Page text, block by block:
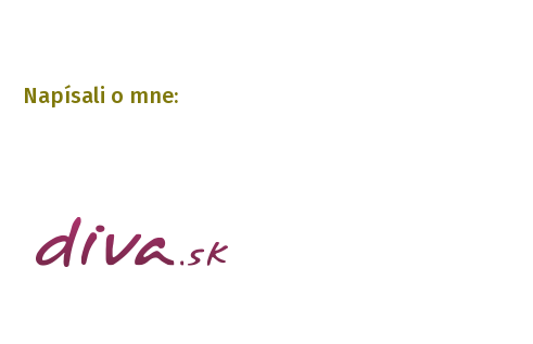
Napísali o mne: